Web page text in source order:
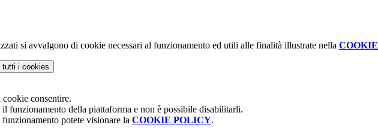
si avvalgono di cookie necessari al funzionamento ed utili alle finalità illustrate nella
tutti i cookies
cookie consentire.
funzionamento della piattaforma e non è possibile disabilitarli.
potete visionare la COOKIE POLICY.